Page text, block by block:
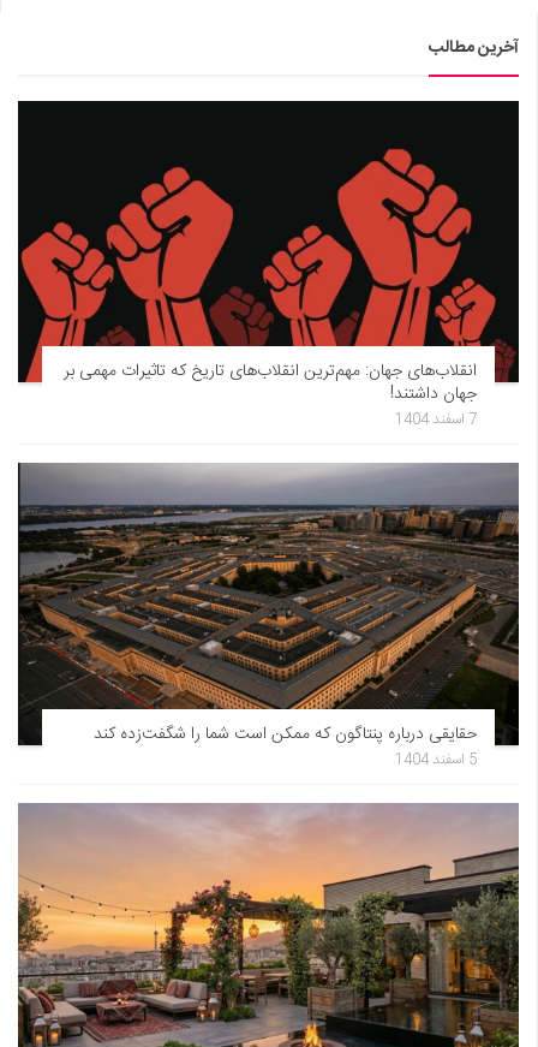
آخرین مطالب
انقلاب‌های جهان: مهم‌ترین انقلاب‌های تاریخ که تاثیرات مهمی بر
جهان داشتند!
7 اسفند 1404
حقایقی درباره پنتاگون که ممکن است شما را شگفت‌زده کند
5 اسفند 1404